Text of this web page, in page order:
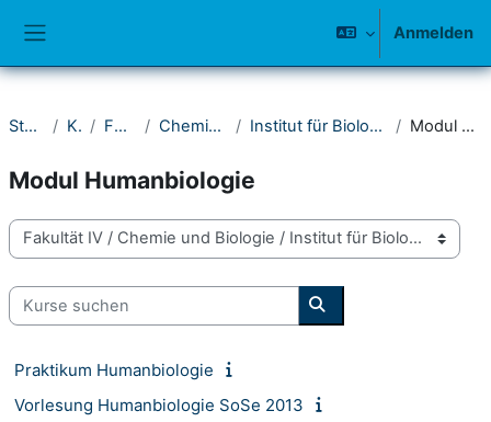
Anmelden
Startseite Kurse Fakultät IV Chemie und Biologie Institut für Biologie - Fachwissenschaft Modul Humanbiologie
Modul Humanbiologie
Kursbereiche
Kurse suchen
Kurse suchen
Praktikum Humanbiologie
Vorlesung Humanbiologie SoSe 2013